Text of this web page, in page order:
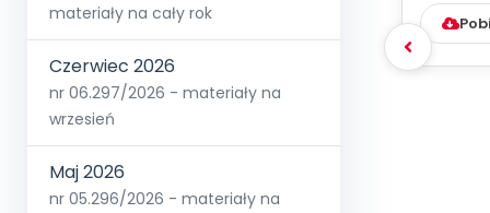
materiały na cały rok
Czerwiec 2026
nr 06.297/2026 - materiały na
wrzesień
Maj 2026
nr 05.296/2026 - materiały na